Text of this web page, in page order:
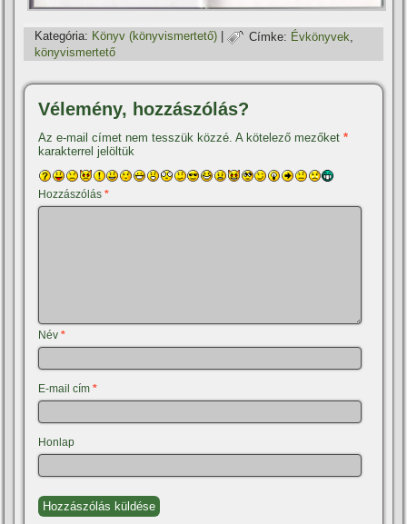
Kategória: Könyv (könyvismertető) | Címke: Évkönyvek
könyvismertető
Vélemény, hozzászólás?
Az e-mail címet nem tesszük közzé. A kötelező mezőket*
karakterrel jelöltük
Hozzászólás*
Név*
E-mail cím*
Honlap